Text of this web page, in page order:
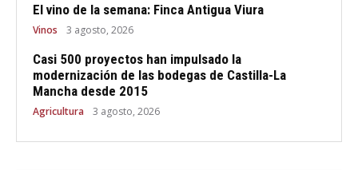
El vino de la semana: Finca Antigua Viura
Vinos 3 agosto, 2026
Casi 500 proyectos han impulsado la
modernización de las bodegas de Castilla-La
Mancha desde 2015
Agricultura 3 agosto, 2026